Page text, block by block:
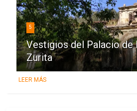
5
Vestigios del Palacio de
Zurita
LEER MÁS